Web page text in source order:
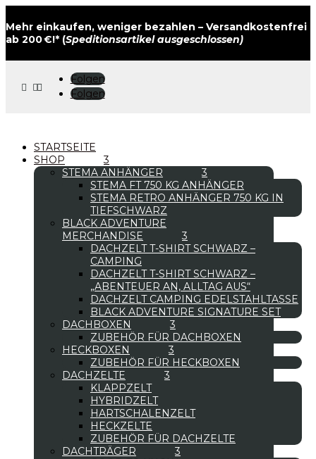
Mehr einkaufen, weniger bezahlen – Versandkostenfrei
ab 200 €!* (Speditionsartikel ausgeschlossen)
 
Folgen
Folgen
STARTSEITE
SHOP
STEMA ANHÄNGER
STEMA FT 750 KG ANHÄNGER
STEMA RETRO ANHÄNGER 750 KG IN
TIEFSCHWARZ
BLACK ADVENTURE
MERCHANDISE
DACHZELT T-SHIRT SCHWARZ –
CAMPING
DACHZELT T-SHIRT SCHWARZ –
„ABENTEUER AN, ALLTAG AUS“
DACHZELT CAMPING EDELSTAHLTASSE
BLACK ADVENTURE SIGNATURE SET
DACHBOXEN
ZUBEHÖR FÜR DACHBOXEN
HECKBOXEN
ZUBEHÖR FÜR HECKBOXEN
DACHZELTE
KLAPPZELT
HYBRIDZELT
HARTSCHALENZELT
HECKZELTE
ZUBEHÖR FÜR DACHZELTE
DACHTRÄGER